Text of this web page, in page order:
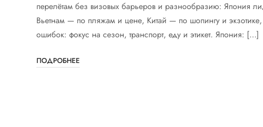
перелётам без визовых барьеров и разнообразию: Япония
Вьетнам — по пляжам и цене, Китай — по шопингу и экзотике,
ошибок: фокус на сезон, транспорт, еду и этикет. Япония: […]
ПОДРОБНЕЕ